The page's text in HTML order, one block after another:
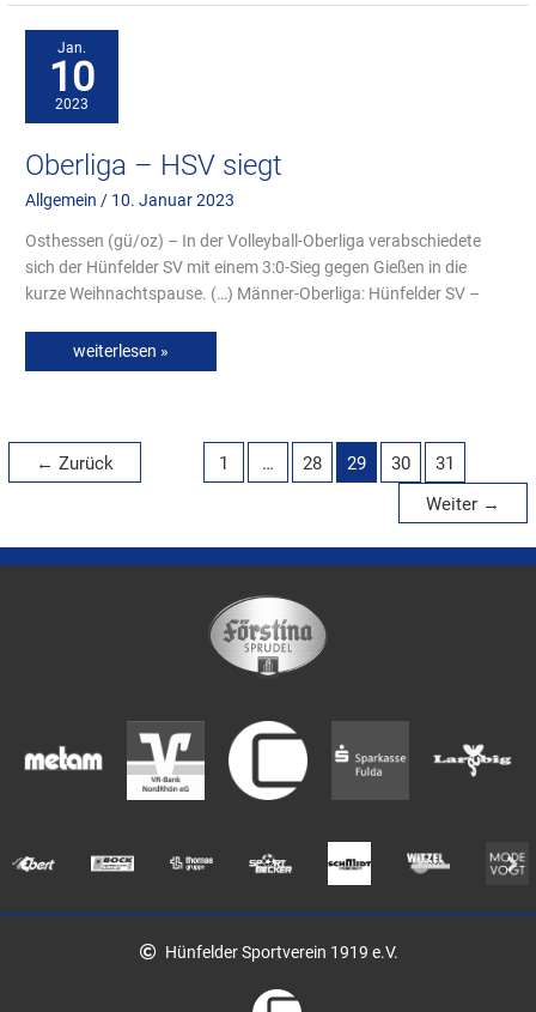
Jan.
10
2023
Oberliga – HSV siegt
Allgemein / 10. Januar 2023
Osthessen (gü/oz) – In der Volleyball-Oberliga verabschiedete
sich der Hünfelder SV mit einem 3:0-Sieg gegen Gießen in die
kurze Weihnachtspause. (…) Männer-Oberliga: Hünfelder SV –
Oberliga
–
HSV
siegt
weiterlesen »
← Zurück 1 … 28 29 30
31
Weiter →
Hünfelder Sportverein 1919 e.V.